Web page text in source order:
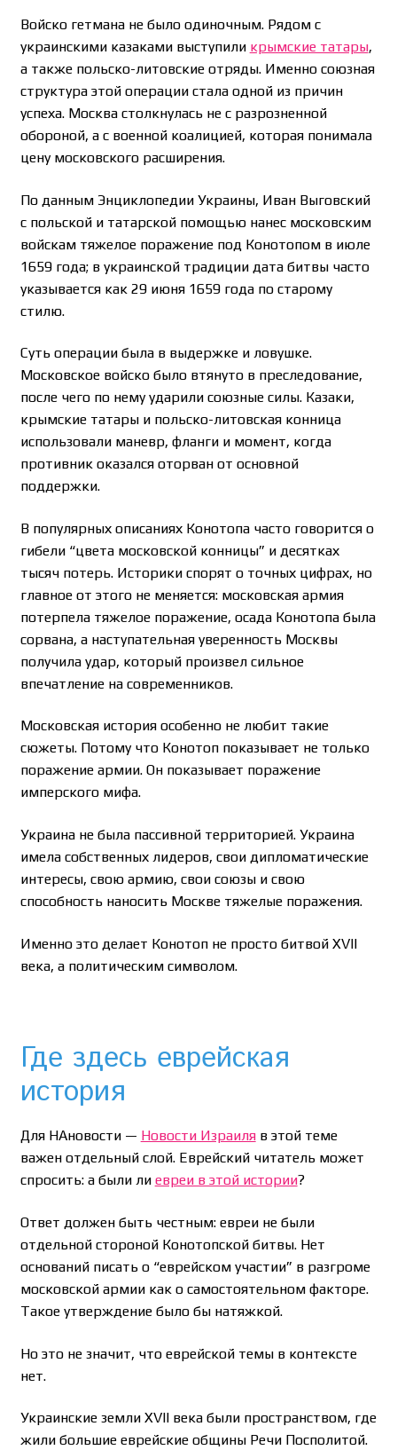
Войско гетмана не было одиночным. Рядом с
украинскими казаками выступили крымские татары,
а также польско-литовские отряды. Именно союзная
структура этой операции стала одной из причин
успеха. Москва столкнулась не с разрозненной
обороной, а с военной коалицией, которая понимала
цену московского расширения.
По данным Энциклопедии Украины, Иван Выговский
с польской и татарской помощью нанес московским
войскам тяжелое поражение под Конотопом в июле
1659 года; в украинской традиции дата битвы часто
указывается как 29 июня 1659 года по старому
стилю.
Суть операции была в выдержке и ловушке.
Московское войско было втянуто в преследование,
после чего по нему ударили союзные силы. Казаки,
крымские татары и польско-литовская конница
использовали маневр, фланги и момент, когда
противник оказался оторван от основной
поддержки.
В популярных описаниях Конотопа часто говорится о
гибели “цвета московской конницы” и десятках
тысяч потерь. Историки спорят о точных цифрах, но
главное от этого не меняется: московская армия
потерпела тяжелое поражение, осада Конотопа была
сорвана, а наступательная уверенность Москвы
получила удар, который произвел сильное
впечатление на современников.
Московская история особенно не любит такие
сюжеты. Потому что Конотоп показывает не только
поражение армии. Он показывает поражение
имперского мифа.
Украина не была пассивной территорией. Украина
имела собственных лидеров, свои дипломатические
интересы, свою армию, свои союзы и свою
способность наносить Москве тяжелые поражения.
Именно это делает Конотоп не просто битвой XVII
века, а политическим символом.
Где здесь еврейская
история
Для НАновости — Новости Израиляв этой теме
важен отдельный слой. Еврейский читатель может
спросить: а были ли евреи в этой истории?
Ответ должен быть честным: евреи не были
отдельной стороной Конотопской битвы. Нет
оснований писать о “еврейском участии” в разгроме
московской армии как о самостоятельном факторе.
Такое утверждение было бы натяжкой.
Но это не значит, что еврейской темы в контексте
нет.
Украинские земли XVII века были пространством, где
жили большие еврейские общины Речи Посполитой.